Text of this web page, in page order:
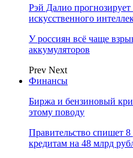
Рэй Далио
искусственного
У россиян всё чаще
аккумуляторов
Prev Next
Финансы
Биржа и бензиновый
этому поводу
Правительство спишет
кредитам на 48 млрд